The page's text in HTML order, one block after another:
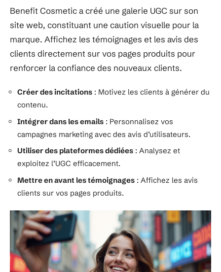
Benefit Cosmetic a créé une galerie UGC sur son
site web, constituant une caution visuelle pour la
marque. Affichez les témoignages et les avis des
clients directement sur vos pages produits pour
renforcer la confiance des nouveaux clients.
Créer des incitations : Motivez les clients à générer du
contenu.
Intégrer dans les emails : Personnalisez vos
campagnes marketing avec des avis d’utilisateurs.
Utiliser des plateformes dédiées : Analysez et
exploitez l’UGC efficacement.
Mettre en avant les témoignages : Affichez les avis
clients sur vos pages produits.